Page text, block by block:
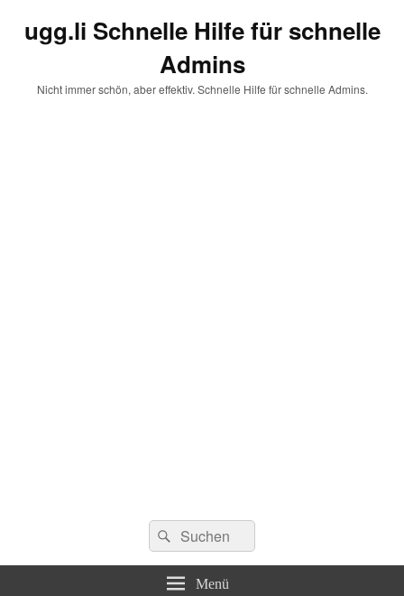
ugg.li Schnelle Hilfe für schnelle
Admins
Nicht immer schön, aber effektiv. Schnelle Hilfe für schnelle Admins.
Suchen
nach:
Suchen
Menü